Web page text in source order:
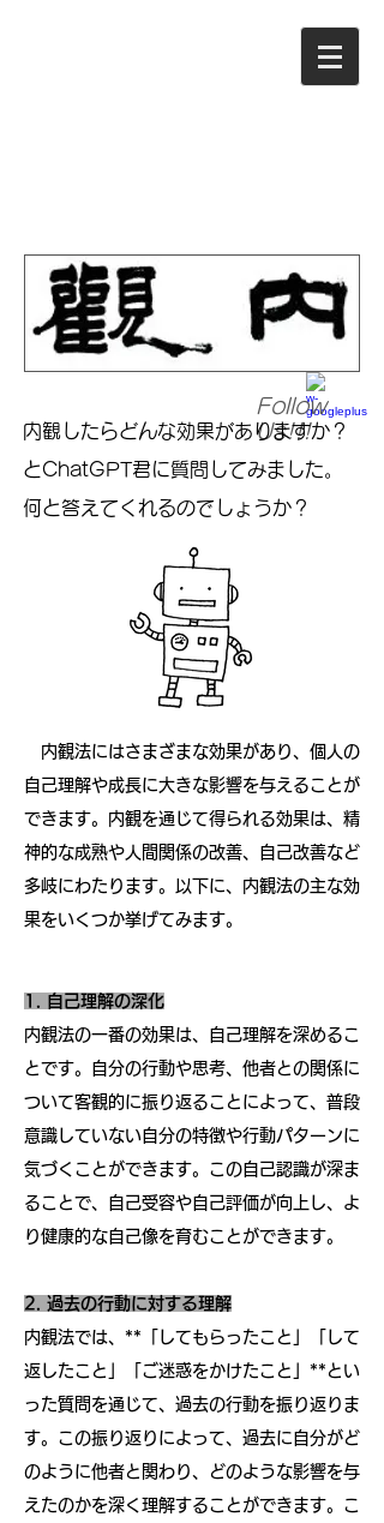
Follow
Us!!!
内観したらどんな効果がありますか？
とChatGPT君に質問してみました。
何と答えてくれるのでしょうか？
​ ​内観法にはさまざまな効果があり、個人の
自己理解や成長に大きな影響を与えることが
できます。内観を通じて得られる効果は、精
神的な成熟や人間関係の改善、自己改善など
多岐にわたります。以下に、内観法の主な効
果をいくつか挙げてみます。
1. 自己理解の深化
内観法の一番の効果は、自己理解を深めるこ
とです。自分の行動や思考、他者との関係に
ついて客観的に振り返ることによって、普段
意識していない自分の特徴や行動パターンに
気づくことができます。この自己認識が深ま
ることで、自己受容や自己評価が向上し、よ
り健康的な自己像を育むことができます。
2. 過去の行動に対する理解
内観法では、**「してもらったこと」「して
返したこと」「ご迷惑をかけたこと」**とい
った質問を通じて、過去の行動を振り返りま
す。この振り返りによって、過去に自分がど
のように他者と関わり、どのような影響を与
えたのかを深く理解することができます。こ